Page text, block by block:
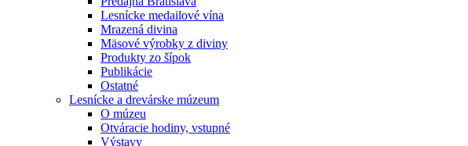
Lesnícke medailové vína
Mrazená divina
Mäsové výrobky z diviny
Produkty zo šípok
Publikácie
Ostatné
Lesnícke a drevárske múzeum
O múzeu
Otváracie hodiny, vstupné
Výstavy